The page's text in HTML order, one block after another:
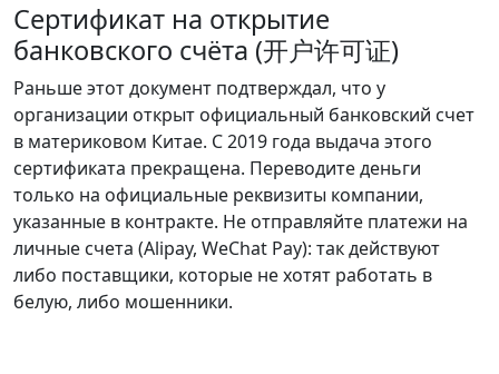
Сертификат на открытие
банковского счёта (开户许可证)
Раньше этот документ подтверждал, что у
организации открыт официальный банковский счет
в материковом Китае. С 2019 года выдача этого
сертификата прекращена. Переводите деньги
только на официальные реквизиты компании,
указанные в контракте. Не отправляйте платежи на
личные счета (Alipay, WeChat Pay): так действуют
либо поставщики, которые не хотят работать в
белую, либо мошенники.